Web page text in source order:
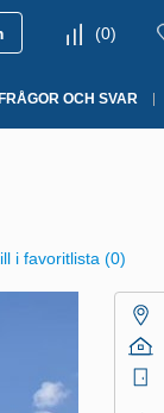
(0)
FRÅGOR OCH SVAR
i favoritlista (0)